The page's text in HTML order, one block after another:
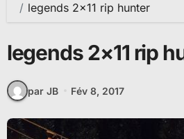
legends 2×11 rip hunter
legends 2×11 rip
par JB Fév 8, 2017